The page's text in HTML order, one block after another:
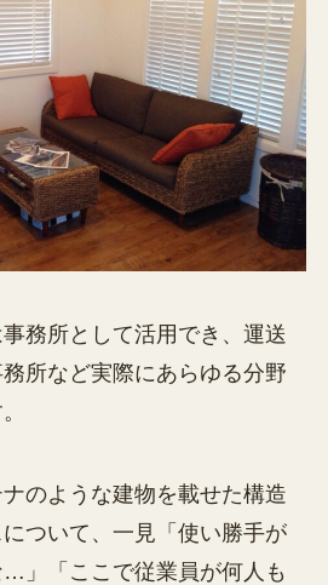
務所として活用でき、運送
所など実際にあらゆる分野
のような建物を載せた構造
ついて、一見「使い勝手が
」「ここで従業員が何人も